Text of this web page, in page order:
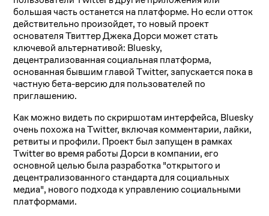
большая часть останется на платформе. Но если отток
действительно произойдет, то новый проект
основателя Твиттер Джека Дорси может стать
ключевой альтернативой: Bluesky,
децентрализованная социальная платформа,
основанная бывшим главой Twitter, запускается пока в
частную бета-версию для пользователей по
приглашению.
Как можно видеть по скриршотам интерфейса, Bluesky
очень похожа на Twitter, включая комментарии, лайки,
ретвиты и профили. Проект был запущен в рамках
Twitter во время работы Дорси в компании, его
основной целью была разработка "открытого и
децентрализованного стандарта для социальных
медиа", нового подхода к управлению социальными
платформами.